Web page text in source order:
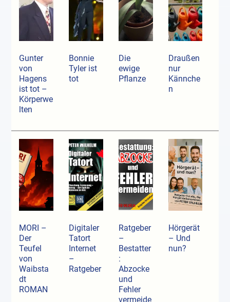
Gunter
von
Hagens
ist tot –
Körperwe
lten
Bonnie
Tyler ist
tot
Die
ewige
Pflanze
Draußen
nur
Kännche
n
MORI –
Der
Teufel
von
Waibsta
dt
ROMAN
Digitaler
Tatort
Internet
–
Ratgeber
Ratgeber
–
Bestatter
:
Abzocke
und
Fehler
vermeide
Hörgerät
– Und
nun?